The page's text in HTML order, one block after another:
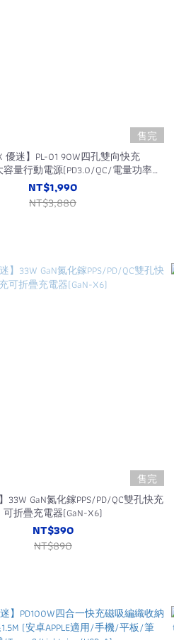
售完
優迷】PL-01 90W四孔雙向快充
量行動電源(PD3.0/QC/電量功率顯
示/筆電快充)
NT$1,990
NT$3,880
售完
33W GaN氮化鎵PPS/PD/QC雙孔快充
可折疊充電器(GaN-X6)
NT$390
NT$890